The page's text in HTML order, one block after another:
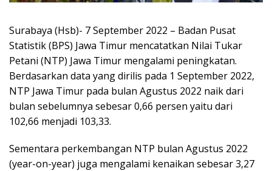
Surabaya (Hsb)- 7 September 2022 – Badan Pusat
Statistik (BPS) Jawa Timur mencatatkan Nilai Tukar
Petani (NTP) Jawa Timur mengalami peningkatan.
Berdasarkan data yang dirilis pada 1 September 2022,
NTP Jawa Timur pada bulan Agustus 2022 naik dari
bulan sebelumnya sebesar 0,66 persen yaitu dari
102,66 menjadi 103,33.
Sementara perkembangan NTP bulan Agustus 2022
(year-on-year) juga mengalami kenaikan sebesar 3,27